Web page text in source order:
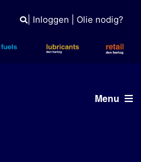
| Inloggen Olie nodig?
Menu